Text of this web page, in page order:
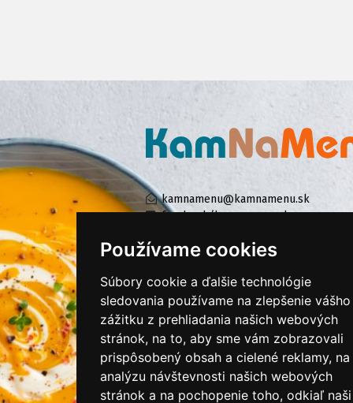
Používame cookies
Súbory cookie a ďalšie technológie
sledovania používame na zlepšenie vášho
zážitku z prehliadania našich webových
stránok, na to, aby sme vám zobrazovali
prispôsobený obsah a cielené reklamy, na
analýzu návštevnosti našich webových
stránok a na pochopenie toho, odkiaľ naši
kamnamenu@kamnamenu.sk
facebook/kamnamenu.sk
PRIHLÁSIŤ SA DO ZÁKAZNÍCKEJ ZÓNY
Všeobecné obchodné podmienky